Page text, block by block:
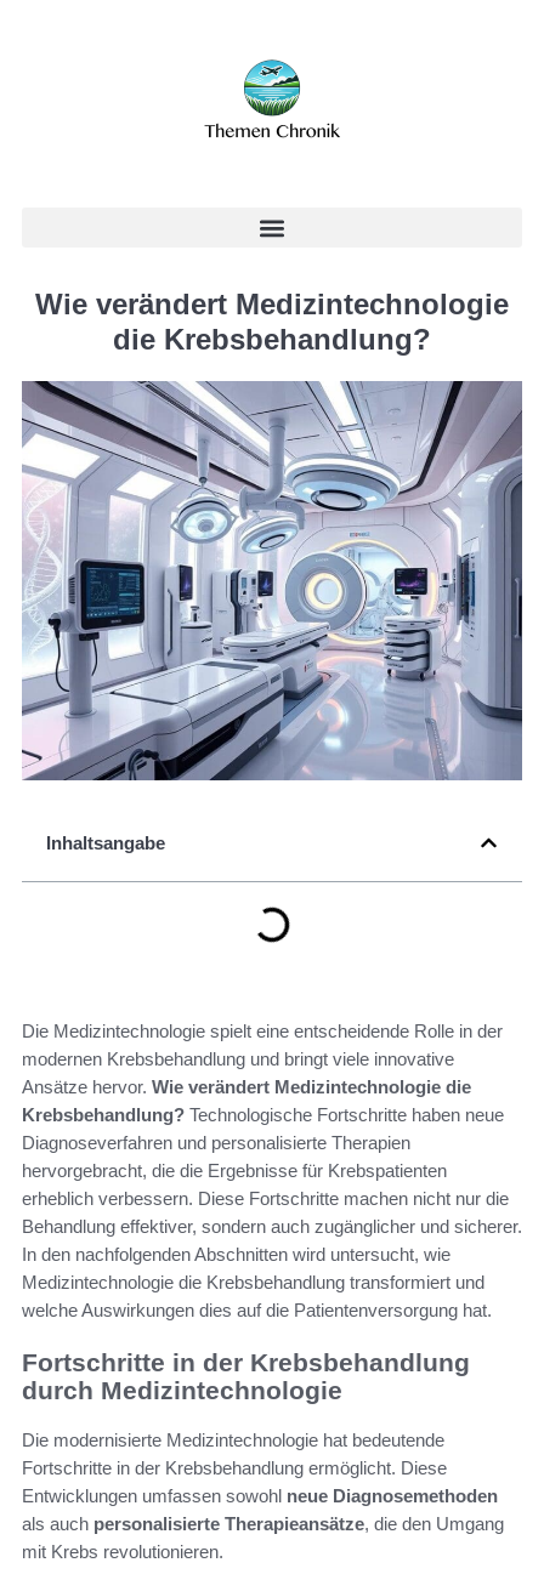
Wie verändert Medizintechnologie
die Krebsbehandlung?
Inhaltsangabe
Die Medizintechnologie spielt eine entscheidende Rolle in der
modernen Krebsbehandlung und bringt viele innovative
Ansätze hervor. Wie verändert Medizintechnologie die
Krebsbehandlung? Technologische Fortschritte haben neue
Diagnoseverfahren und personalisierte Therapien
hervorgebracht, die die Ergebnisse für Krebspatienten
erheblich verbessern. Diese Fortschritte machen nicht nur die
Behandlung effektiver, sondern auch zugänglicher und sicherer.
In den nachfolgenden Abschnitten wird untersucht, wie
Medizintechnologie die Krebsbehandlung transformiert und
welche Auswirkungen dies auf die Patientenversorgung hat.
Fortschritte in der Krebsbehandlung
durch Medizintechnologie
Die modernisierte Medizintechnologie hat bedeutende
Fortschritte in der Krebsbehandlung ermöglicht. Diese
Entwicklungen umfassen sowohl neue Diagnosemethoden
als auch personalisierte Therapieansätze, die den Umgang
mit Krebs revolutionieren.